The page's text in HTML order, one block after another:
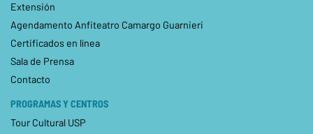
Extensión
Agendamento Anfiteatro Camargo Guarnieri
Certificados en línea
Sala de Prensa
Contacto
PROGRAMAS Y CENTROS
Tour Cultural USP